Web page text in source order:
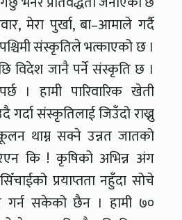
मेरा पुर्खा, बा–आमाले गर्दै
संस्कृतिले भत्काएको छ ।
विदेश जानै पर्ने संस्कृति छ ।
। हामी पारिवारिक खेती
संस्कृतिलाई जिउँदो राख्नु
थाम्न सक्ने उन्नत जातको
कि ! कृषिको अभिन्न अंग
प्रयाप्तता नहुँदा सोचे
गर्न सकेको छैन । हामी ७०